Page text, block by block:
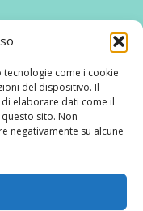
come i cookie
del dispositivo. Il
elaborare dati come il
sito. Non
negativamente su alcune
Reggiolo
un progetto che
esperienza
in 25 anni di
nei suoi primi
progetti educativi.